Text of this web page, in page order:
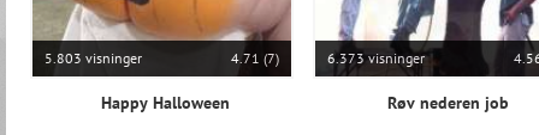
5.803 visninger 4.71 (7)
Happy Halloween
6.373 visninger
Røv nederen job